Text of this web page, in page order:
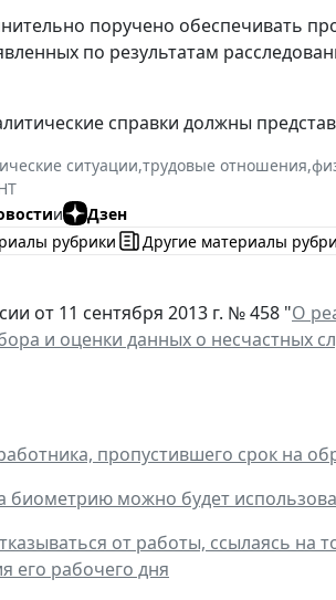
поручено обеспечивать
по результатам
справки должны
ситуации,трудовые отношения,
и
Дзен
рубрики
Другие материалы
от 11 сентября 2013 г. № 458 "О
и оценки данных о несчастных
пропустившего срок на
биометрию можно будет
от работы, ссылаясь
его рабочего дня